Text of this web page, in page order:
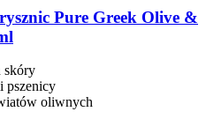
Pure Greek Olive &
skóry
pszenicy
oliwnych